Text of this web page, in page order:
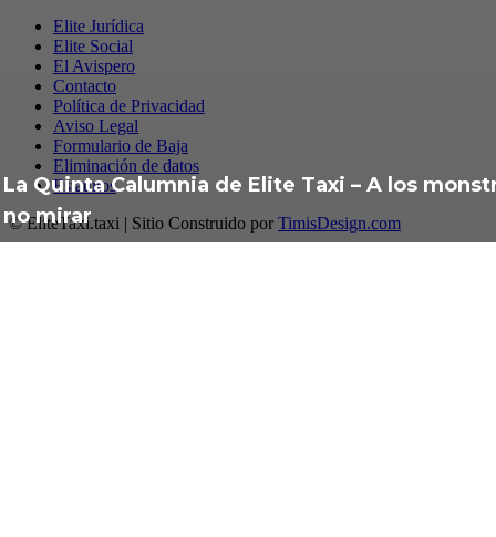
La Quinta Calumnia de Elite Taxi – A los
no mirar
Elite Jurídica
Elite Social
El Avispero
Contacto
Política de Privacidad
Aviso Legal
Formulario de Baja
Eliminación de datos
Estatutos
© EliteTaxi.taxi | Sitio Construido por TimisDesign.com